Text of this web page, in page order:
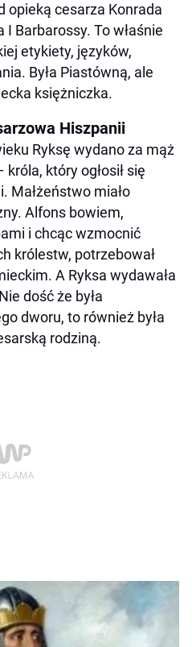
opieką cesarza Konrada
Barbarossy. To właśnie
etykiety, języków,
Była Piastówną, ale
księżniczka.
Hiszpanii
Ryksę wydano za mąż
który ogłosił się
Małżeństwo miało
Alfons bowiem,
i chcąc wzmocnić
królestw, potrzebował
A Ryksa wydawała
dość że była
dworu, to również była
rodziną.